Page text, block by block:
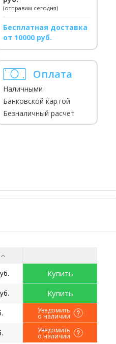
(отправим сегодня)
Бесплатная доставка
от 10000 руб.
Оплата
Наличными
Банковской картой
Безналичный расчет
Купить
Купить
Уведомить
о наличии
Уведомить
о наличии